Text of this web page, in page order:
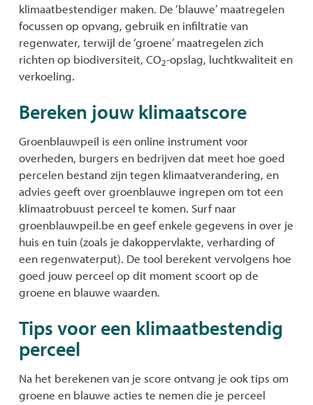
klimaatbestendiger maken. De ‘blauwe’ maatregelen
focussen op opvang, gebruik en infiltratie van
regenwater, terwijl de ‘groene’ maatregelen zich
richten op biodiversiteit, CO2-opslag, luchtkwaliteit en
verkoeling.
Bereken jouw klimaatscore
Groenblauwpeil is een online instrument voor
overheden, burgers en bedrijven dat meet hoe goed
percelen bestand zijn tegen klimaatverandering, en
advies geeft over groenblauwe ingrepen om tot een
klimaatrobuust perceel te komen. Surf naar
groenblauwpeil.be en geef enkele gegevens in over je
huis en tuin (zoals je dakoppervlakte, verharding of
een regenwaterput). De tool berekent vervolgens hoe
goed jouw perceel op dit moment scoort op de
groene en blauwe waarden.
Tips voor een klimaatbestendig
perceel
Na het berekenen van je score ontvang je ook tips om
groene en blauwe acties te nemen die je perceel